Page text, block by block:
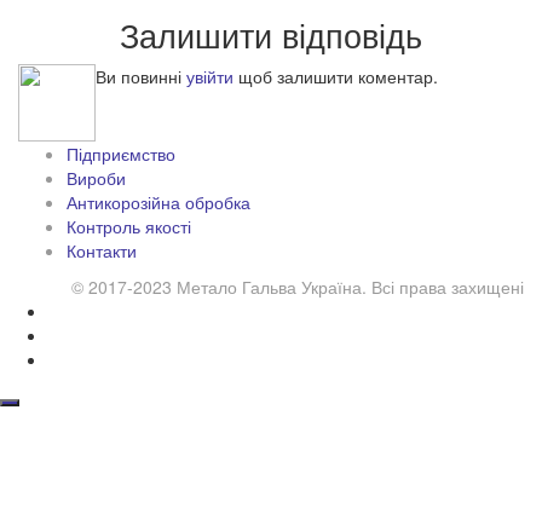
Залишити відповідь
Ви повинні увійти щоб залишити коментар.
Підприємство
Вироби
Антикорозійна обробка
Контроль якості
Контакти
© 2017-2023 Метало Гальва Україна. Всі права захищені